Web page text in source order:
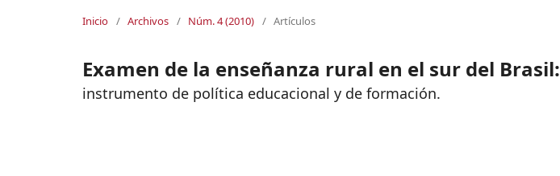
Inicio / Archivos / Núm. 4 (2010) / Artículos
Examen de la enseñanza rural en el sur del Brasil:
instrumento de política educacional y de formación.